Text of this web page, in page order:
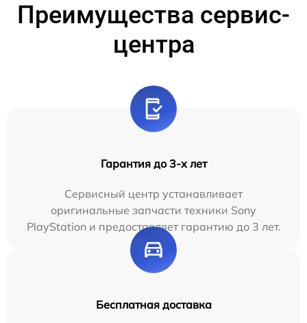
Преимущества сервис-
центра
Гарантия до 3-х лет
Сервисный центр устанавливает
оригинальные запчасти техники Sony
PlayStation и предоставляет гарантию до 3 лет.
Бесплатная доставка